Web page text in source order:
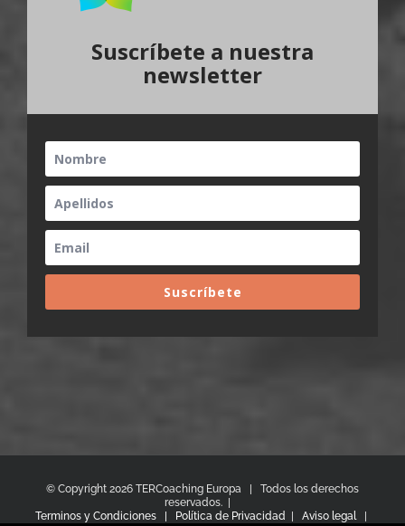
Suscríbete a nuestra
newsletter
Suscríbete
© Copyright 2026 TERCoaching Europa | Todos los derechos
reservados. |
Terminos y Condiciones |
Política de Privacidad Aviso legal